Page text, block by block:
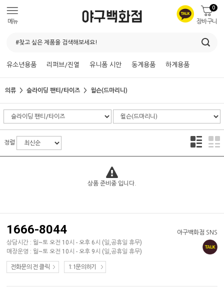
메뉴 장바구니
0
유소년용품 리퍼브/진열 유니폼 시안 동계용품 하계용품
의류 슬라이딩 팬티/타이즈 윌슨(드마리니)
정렬
상품 준비중 입니다.
야구백화점 SNS
1666-8044
상담시간 : 월~토 오전 10시 - 오후 6시 (일,공휴일 휴무)
매장운영 : 월~토 오전 10시 - 오후 9시 (일,공휴일 휴무)
전화문의 전 클릭 1:1문의하기